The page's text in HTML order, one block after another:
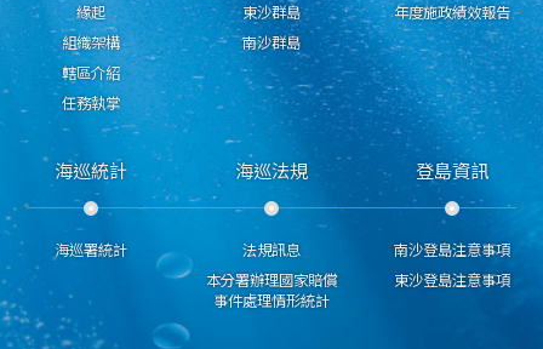
緣起
組織架構
轄區介紹
任務執掌
東沙群島
南沙群島
年度施政績效報告
海巡統計
海巡署統計
海巡法規
法規訊息
本分署辦理國家賠償
事件處理情形統計
登島資訊
南沙登島注意事項
東沙登島注意事項